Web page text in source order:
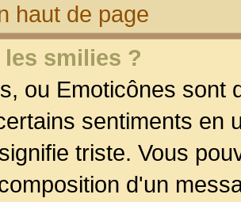
haut de page
smilies ?
ou Emoticônes sont
sentiments en
triste. Vous
d'un